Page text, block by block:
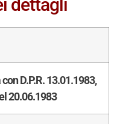
dettagli
D.P.R. 13.01.1983,
20.06.1983